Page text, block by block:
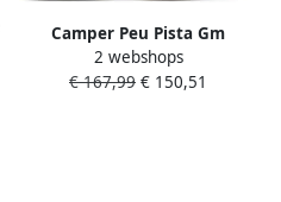
Camper Peu Pista Gm
Enkellaarsjes Peu Pista Gm
Damen Donkerbruin
2 webshops
€ 167,99 € 150,51